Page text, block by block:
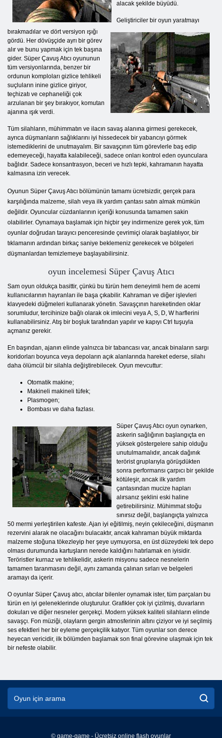
alacak şekilde büyüdü.
Geliştiriciler bir oyun yaratmayı
bırakmadılar ve dört versiyon ışığı
gördü. Her dövüşçide ayrı bir görev
alır ve bunu yapmak için tek başına
gider. Süper Çavuş Atıcı oyununun
tüm versiyonlarında, benzer bir
ordunun komploları gizlice tehlikeli
suçluların inine gizlice giriyor,
teçhizatı ve cephaneliği çok
arzulanan bir şey bırakıyor, komutan
ajanına ışık verdi.
Tüm silahların, mühimmatın ve ilacın savaş alanına girmesi gerekecek,
ayrıca düşmanların sağlıklarını iyi hissedecek bir yabancıyı görmek
istemediklerini de unutmayalım. Bir savaşçının tüm görevlerle baş edip
edemeyeceği, hayatta kalabileceği, sadece onları kontrol eden oyunculara
bağlıdır. Sadece konsantrasyon, beceri ve hızlı tepki, kahramanın hayatta
kalmasına izin verecek.
Oyunun Süper Çavuş Atıcı bölümünün tamamı ücretsizdir, gerçek para
karşılığında malzeme, silah veya ilk yardım çantası satın almak mümkün
değildir. Oyuncular cüzdanlarının içeriği konusunda tamamen sakin
olabilirler. Oynamaya başlamak için hiçbir şey indirmenize gerek yok, tüm
oyunlar doğrudan tarayıcı penceresinde çevrimiçi olarak başlatılıyor, bir
tıklamanın ardından birkaç saniye beklemeniz gerekecek ve bölgeleri
düşmanlardan temizlemeye başlayabilirsiniz.
oyun incelemesi Süper Çavuş Atıcı
Sam oyun oldukça basittir, çünkü bu türün hem deneyimli hem de acemi
kullanıcılarının hayranları ile başa çıkabilir. Kahraman ve diğer işlevleri
klavyedeki düğmeleri kullanarak yönetin. Savaşçının hareketinden oklar
sorumludur, tercihinize bağlı olarak ok imlecini veya A, S, D, W harflerini
kullanabilirsiniz. Atış bir boşluk tarafından yapılır ve kapıyı Ctrl tuşuyla
açmanız gerekir.
En başından, ajanın elinde yalnızca bir tabancası var, ancak binaların sargı
koridorları boyunca veya depoların açık alanlarında hareket ederse, silahı
daha ölümcül bir silahla değiştirebilecek. Oyun mevcuttur:
Otomatik makine;
Makineli makineli tüfek;
Plasmogen;
Bombası ve daha fazlası.
Süper Çavuş Atıcı oyun oynarken,
askerin sağlığının başlangıçta en
yüksek göstergelere sahip olduğu
unutulmamalıdır, ancak dağınık
terörist gruplarıyla görüşdükten
sonra performansı çarpıcı bir şekilde
kötüleşir, ancak ilk yardım
çantasından mucize hapları
alırsanız şeklini eski haline
getirebilirsiniz. Mühimmat stoğu
sınırsız değil, başlangıçta yalnızca
50 mermi yerleştirilen kafeste. Ajan iyi eğitilmiş, neyin çekileceğini, düşmanın
rezervini alarak ne olacağını bulacaktır, ancak kahraman büyük miktarda
malzeme stoğuna tökezleyip her şeye uymuyorsa, en üst düzeydeki tek depo
olması durumunda kartuşların nerede kaldığını hatırlamak en iyisidir.
Teröristler kurnaz ve tehlikelidir, askerin misyonu sadece nesnelerin
tamamen taranmasını değil, aynı zamanda çalınan sırları ve belgeleri
aramayı da içerir.
O oyunlar Süper Çavuş atıcı, atıcılar bilenler oynamak ister, tüm parçaları bu
türün en iyi geleneklerinde oluşturulur. Grafikler çok iyi çizilmiş, duvarların
dokuları ve diğer nesneler gerçekçi. Modern yüksek kaliteli silahların elinde
savaşçı. Fon müziği, olayların gergin atmosferinin altını çiziyor ve iyi seçilmiş
ses efektleri her bir eyleme gerçekçilik katıyor. Tüm oyunlar son derece
heyecan vericidir, ilk bölümden başlamak son final görevine ulaşmak için tek
bir nefeste olabilir.
© game-game - Ücretsiz online flash oyunlar